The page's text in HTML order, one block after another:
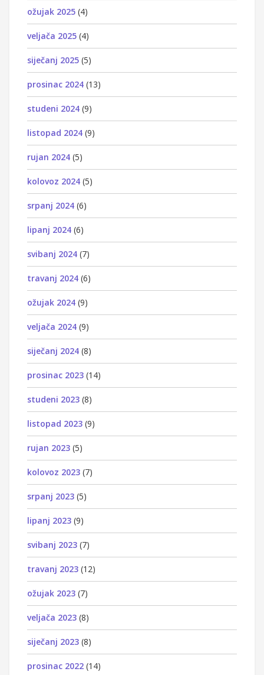
ožujak 2025 (4)
veljača 2025 (4)
siječanj 2025 (5)
prosinac 2024 (13)
studeni 2024 (9)
listopad 2024 (9)
rujan 2024 (5)
kolovoz 2024 (5)
srpanj 2024 (6)
lipanj 2024 (6)
svibanj 2024 (7)
travanj 2024 (6)
ožujak 2024 (9)
veljača 2024 (9)
siječanj 2024 (8)
prosinac 2023 (14)
studeni 2023 (8)
listopad 2023 (9)
rujan 2023 (5)
kolovoz 2023 (7)
srpanj 2023 (5)
lipanj 2023 (9)
svibanj 2023 (7)
travanj 2023 (12)
ožujak 2023 (7)
veljača 2023 (8)
siječanj 2023 (8)
prosinac 2022 (14)